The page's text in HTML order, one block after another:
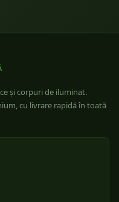
și corpuri de iluminat.
cu livrare rapidă în toată